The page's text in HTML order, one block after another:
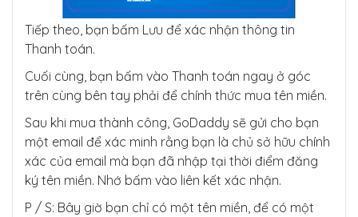
Tiếp theo, bạn bấm Lưu để xác nhận thông tin
Thanh toán.
Cuối cùng, bạn bấm vào Thanh toán ngay ở góc
trên cùng bên tay phải để chính thức mua tên miền.
Sau khi mua thành công, GoDaddy sẽ gửi cho bạn
một email để xác minh rằng bạn là chủ sở hữu chính
xác của email mà bạn đã nhập tại thời điểm đăng
ký tên miền. Nhớ bấm vào liên kết xác nhận.
P / S: Bây giờ bạn chỉ có một tên miền, để có một